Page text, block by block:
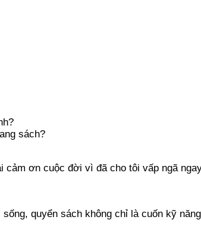
sách?
ơn cuộc đời vì đã cho tôi vấp ngã
quyển sách không chỉ là cuốn kỹ